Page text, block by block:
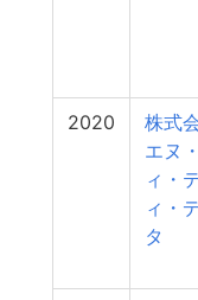
2020
株式
エヌ
ィ・
ィ・
タ